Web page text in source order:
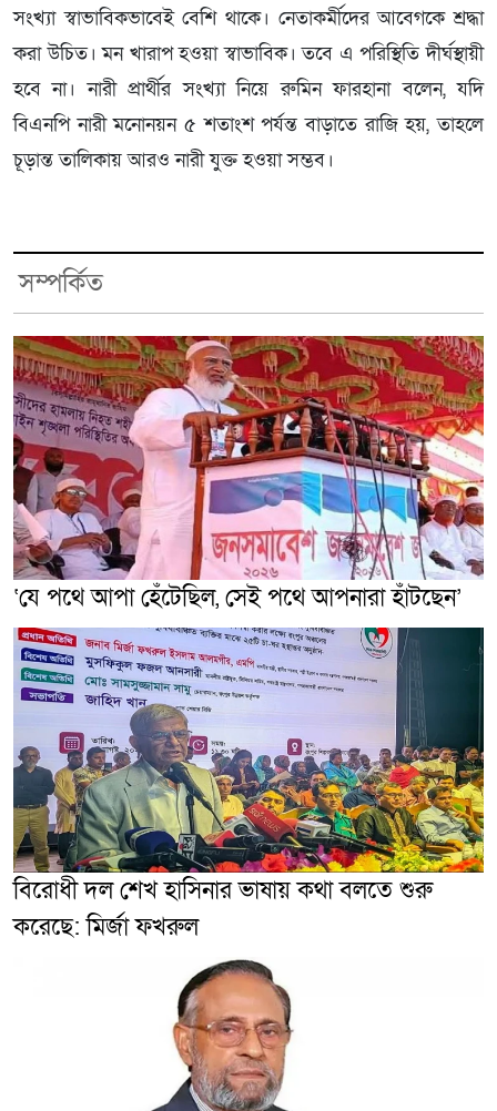
সংখ্যা স্বাভাবিকভাবেই বেশি থাকে। নেতাকর্মীদের আবেগকে শ্রদ্ধা
করা উচিত। মন খারাপ হওয়া স্বাভাবিক। তবে এ পরিস্থিতি দীর্ঘস্থায়ী
হবে না। নারী প্রার্থীর সংখ্যা নিয়ে রুমিন ফারহানা বলেন, যদি
বিএনপি নারী মনোনয়ন ৫ শতাংশ পর্যন্ত বাড়াতে রাজি হয়, তাহলে
চূড়ান্ত তালিকায় আরও নারী যুক্ত হওয়া সম্ভব।
সম্পর্কিত
‘যে পথে আপা হেঁটেছিল, সেই পথে আপনারা হাঁটছেন’
বিরোধী দল শেখ হাসিনার ভাষায় কথা বলতে শুরু
করেছে: মির্জা ফখরুল